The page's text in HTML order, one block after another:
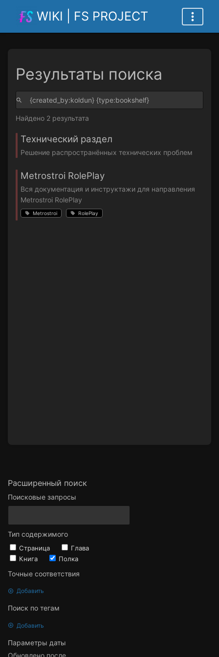
WIKI | FS PROJECT
Расширенный поиск
Поисковые запросы
Тип содержимого
Страница
Глава
Книга
Полка
Точные соответствия
Добавить
Поиск по тегам
Добавить
Параметры даты
Обновлено после
Результаты поиска
Найдено 2 результата
Технический раздел
Решение распространённых технических проблем
Metrostroi RolePlay
Вся документация и инструктажи для направления
Metrostroi RolePlay
Metrostroi RolePlay